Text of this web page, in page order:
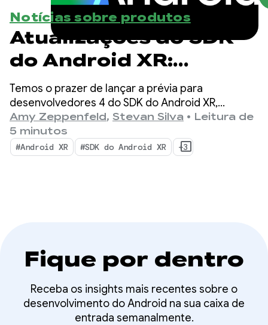
Notícias sobre produtos
Atualizações do SDK
do Android XR:
apresentação da
prévia para
desenvolvedores 4
Temos o prazer de lançar a prévia para
desenvolvedores 4 do SDK do Android XR,
continuando nosso foco na unificação do
desenvolvimento entre dispositivos para
headsets, óculos XR com fio e óculos inteligentes.
Amy Zeppenfeld, Stevan Silva • Leitura de
5 minutos
#Android XR #SDK do Android XR +3
Fique por dentro
Receba os insights mais recentes sobre o
desenvolvimento do Android na sua caixa de
entrada semanalmente.